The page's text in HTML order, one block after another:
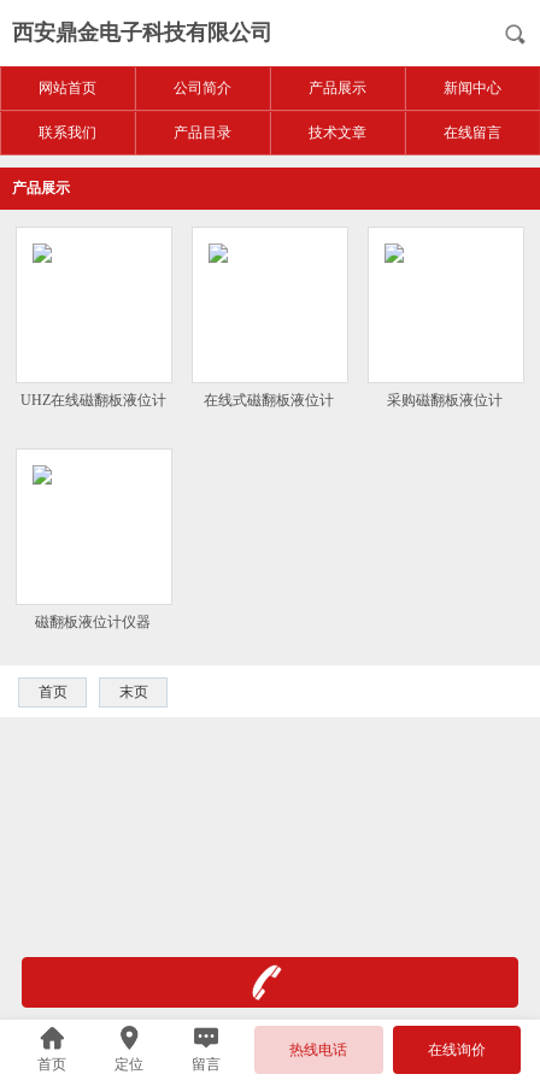
西安鼎金电子科技有限公司
网站首页 公司简介 产品展示 新闻中心
联系我们 产品目录 技术文章 在线留言
产品展示
UHZ在线磁翻板液位计 在线式磁翻板液位计 采购磁翻板液位计
磁翻板液位计仪器
首页 末页
首页 定位 留言
热线电话 在线询价